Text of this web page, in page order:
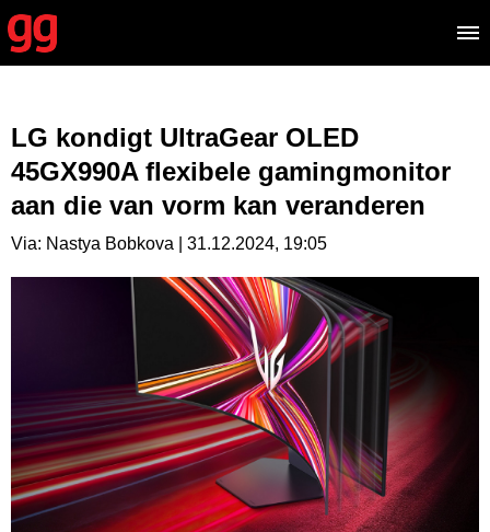
LG kondigt UltraGear OLED
45GX990A flexibele gamingmonitor
aan die van vorm kan veranderen
Via: Nastya Bobkova | 31.12.2024, 19:05